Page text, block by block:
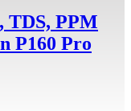
TDS, PPM
P160 Pro